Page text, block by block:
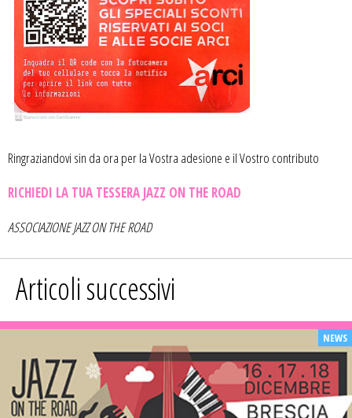
Ringraziandovi sin da ora per la Vostra adesione e il Vostro contributo
RICHIEDI LA TUA TESSERA JAZZ ON THE ROAD
ASSOCIAZIONE JAZZ ON THE ROAD
Articoli successivi